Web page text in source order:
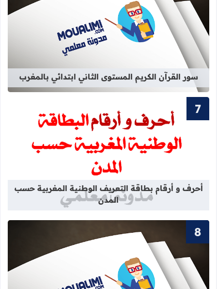
قراءة المزيد عن سور القرآن الكريم
سور القرآن الكريم المستوى الثاني ابتدائي بالمغرب
قراءة المزيد عن أحرف و أرقام
أحرف و أرقام بطاقة التعريف الوطنية المغربية حسب
المدن